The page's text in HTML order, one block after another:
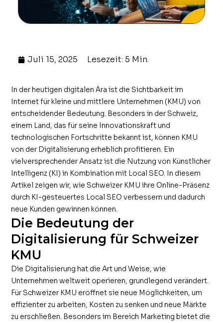
Juli 15, 2025 Lesezeit: 5 Min.
In der heutigen digitalen Ära ist die Sichtbarkeit im
Internet für kleine und mittlere Unternehmen (KMU) von
entscheidender Bedeutung. Besonders in der Schweiz,
einem Land, das für seine Innovationskraft und
technologischen Fortschritte bekannt ist, können KMU
von der Digitalisierung erheblich profitieren. Ein
vielversprechender Ansatz ist die Nutzung von Künstlicher
Intelligenz (KI) in Kombination mit Local SEO. In diesem
Artikel zeigen wir, wie Schweizer KMU ihre Online-Präsenz
durch KI-gesteuertes Local SEO verbessern und dadurch
neue Kunden gewinnen können.
Die Bedeutung der
Digitalisierung für Schweizer
KMU
Die Digitalisierung hat die Art und Weise, wie
Unternehmen weltweit operieren, grundlegend verändert.
Für Schweizer KMU eröffnet sie neue Möglichkeiten, um
effizienter zu arbeiten, Kosten zu senken und neue Märkte
zu erschließen. Besonders im Bereich Marketing bietet die